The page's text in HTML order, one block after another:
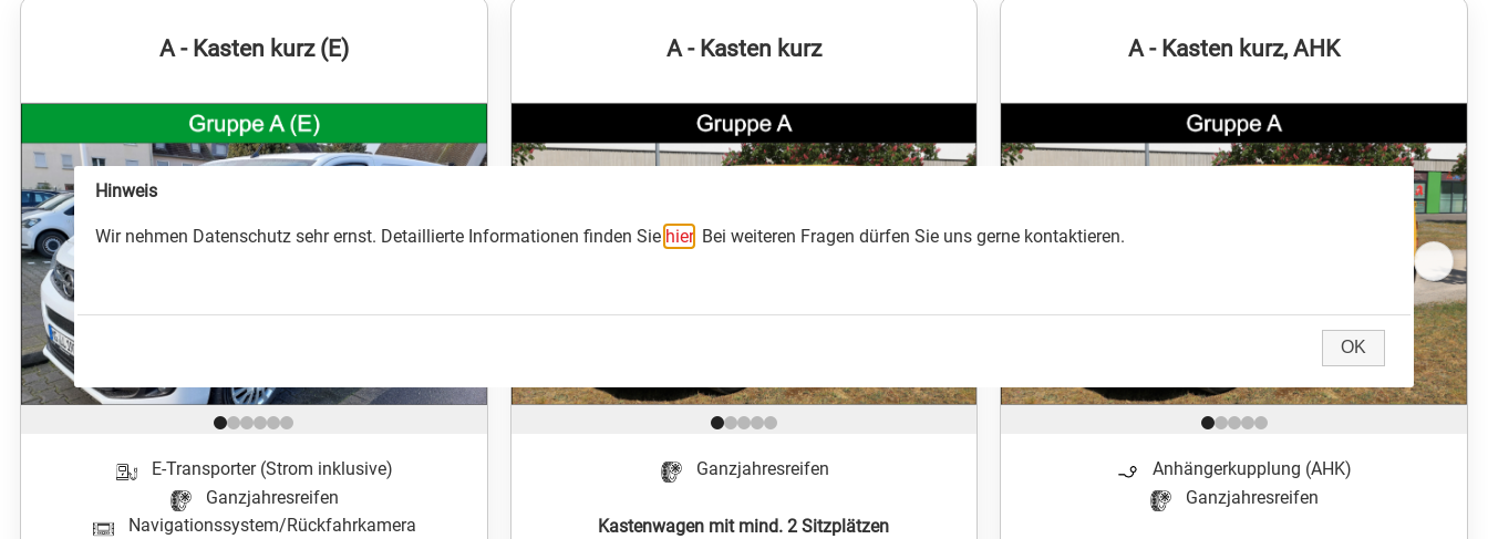
A - Kasten kurz (E)
E-Transporter (Strom inklusive)
Ganzjahresreifen
Navigationssystem/Rückfahrkamera
A - Kasten kurz
Ganzjahresreifen
Kastenwagen mit mind. 2 Sitzplätzen
A - Kasten kurz, AHK
Anhängerkupplung (AHK)
Ganzjahresreifen
Hinweis
Wir nehmen Datenschutz sehr ernst. Detaillierte Informationen finden Sie hier . Bei weiteren Fragen dürfen Sie uns gerne kontaktieren.
OK